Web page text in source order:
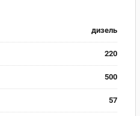
дизель
220
500
57